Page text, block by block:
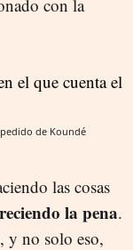
con la
de Koundé
las cosas
la pena.
y no solo eso,